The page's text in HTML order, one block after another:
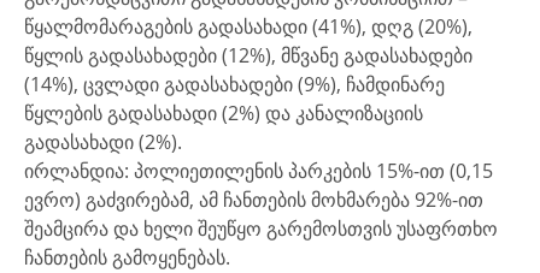
წყალმომარაგების გადასახადი (41%), დღგ (20%),
წყლის გადასახადები (12%), მწვანე გადასახადები
(14%), ცვლადი გადასახადები (9%), ჩამდინარე
წყლების გადასახადი (2%) და კანალიზაციის
გადასახადი (2%).
ირლანდია: პოლიეთილენის პარკების 15%-ით (0,15
ევრო) გაძვირებამ, ამ ჩანთების მოხმარება 92%-ით
შეამცირა და ხელი შეუწყო გარემოსთვის უსაფრთხო
ჩანთების გამოყენებას.